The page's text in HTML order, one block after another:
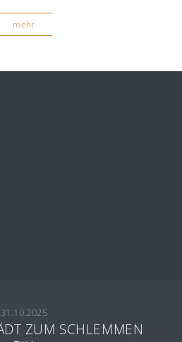
31.10.2025
ZUM SCHLEMMEN
mehr